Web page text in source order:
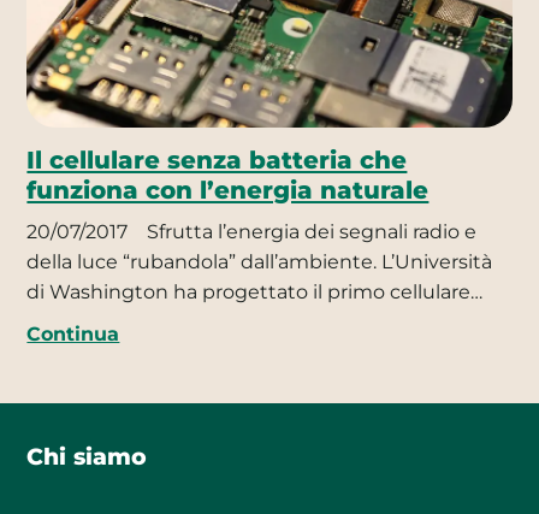
Il cellulare senza batteria che
funziona con l’energia naturale
20/07/2017
Sfrutta l’energia dei segnali radio e
della luce “rubandola” dall’ambiente. L’Università
di Washington ha progettato il primo cellulare…
Continua
Chi siamo